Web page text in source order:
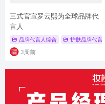
三式官宣罗云熙为全球品牌代
言人
品牌代言人综合 护肤品牌代言人
3周前